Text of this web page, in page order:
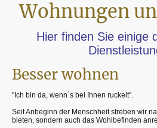
Wohnungen
Hier finden Sie einige
Besser wohnen
"Ich bin da, wenn`s bei Ihnen ruckelt".
Seit Anbeginn der Menschheit streben wir
bieten, sondern auch das Wohlbefinden